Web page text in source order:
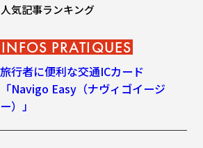
人気記事ランキング
INFOS PRATIQUES
旅行者に便利な交通ICカード
「Navigo Easy（ナヴィゴイージ
ー）」